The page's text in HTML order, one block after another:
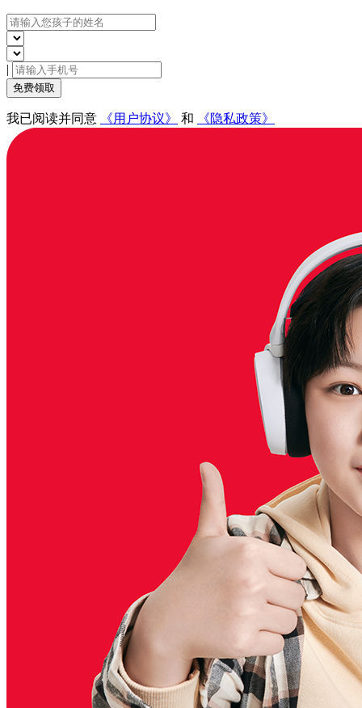
|
免费领取
我已阅读并同意 《用户协议》 和 《隐私政策》